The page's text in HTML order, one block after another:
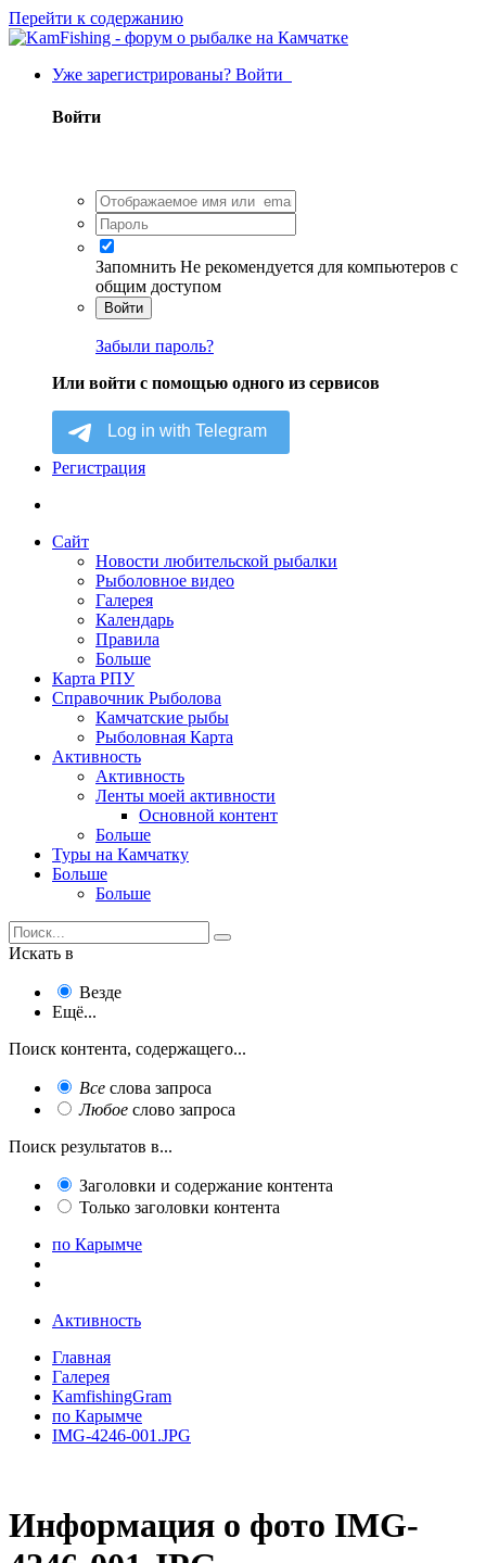
Перейти к содержанию
Уже зарегистрированы? Войти
Войти
Запомнить Не рекомендуется для компьютеров с
общим доступом
Войти
Забыли пароль?
Или войти с помощью одного из сервисов
Регистрация
Сайт
Новости любительской рыбалки
Рыболовное видео
Галерея
Календарь
Правила
Больше
Карта РПУ
Справочник Рыболова
Камчатские рыбы
Рыболовная Карта
Активность
Активность
Ленты моей активности
Основной контент
Больше
Туры на Камчатку
Больше
Больше
Искать в
Везде
Ещё...
Поиск контента, содержащего...
Все слова запроса
Любое слово запроса
Поиск результатов в...
Заголовки и содержание контента
Только заголовки контента
по Карымче
Активность
Главная
Галерея
KamfishingGram
по Карымче
IMG-4246-001.JPG
Информация о фото IMG-